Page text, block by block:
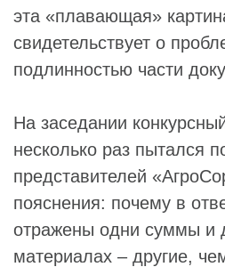
эта «плавающая»
свидетельствует о
подлинностью части
На заседании
несколько раз пытался
представителей
пояснения: почему в
отражены одни суммы и
материалах – другие,